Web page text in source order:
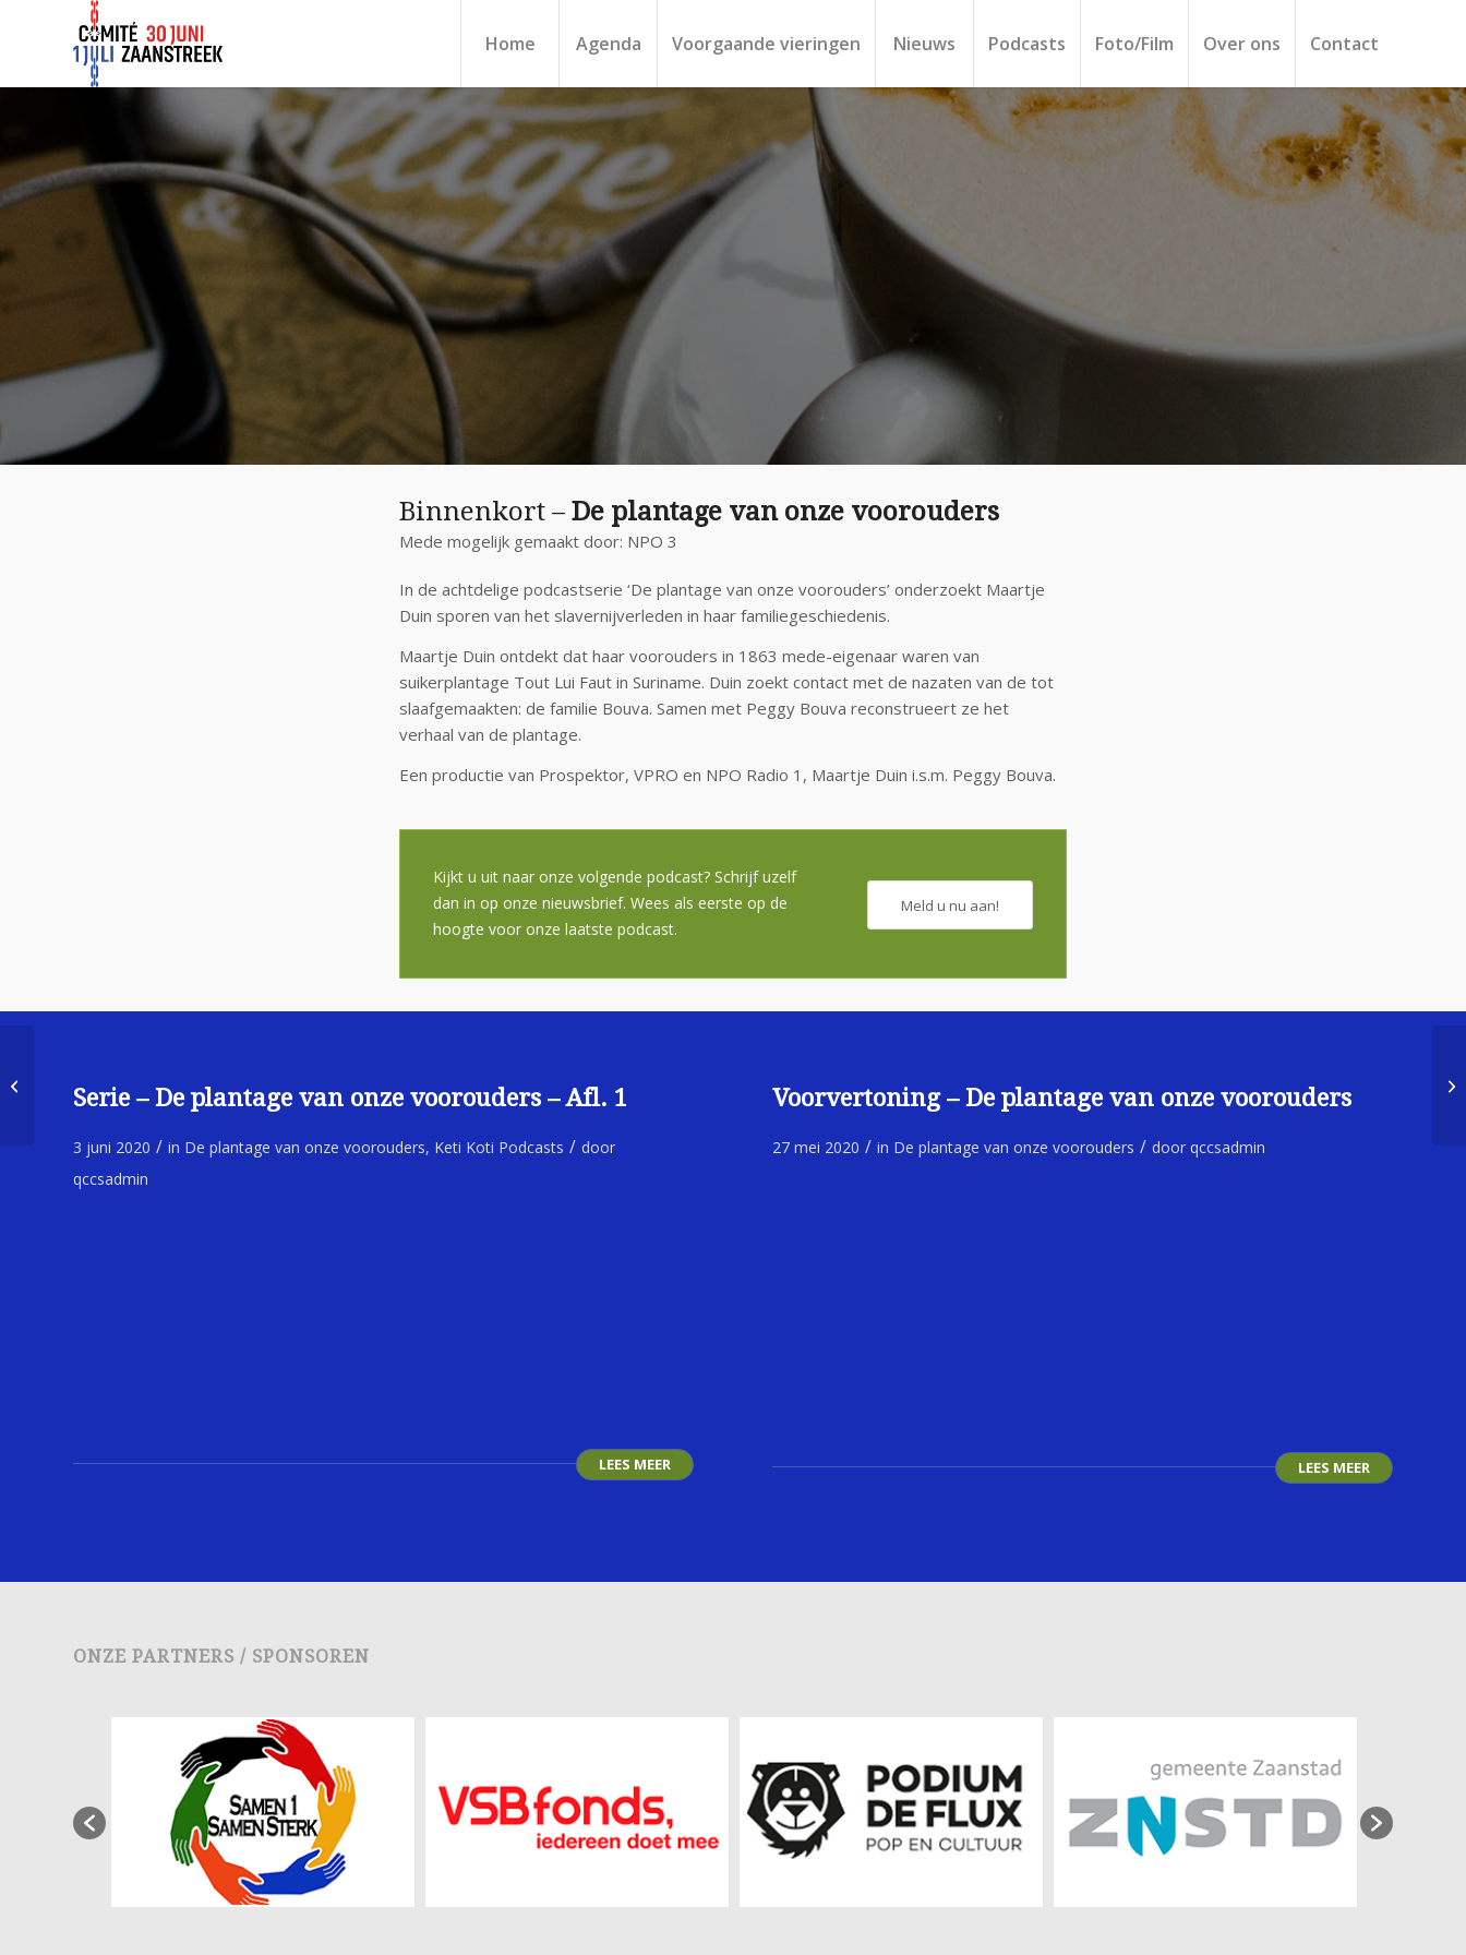
Home Agenda Voorgaande vieringen Nieuws Podcasts Foto/Film Over ons Contact
Binnenkort – De plantage van onze voorouders
Mede mogelijk gemaakt door: NPO 3
In de achtdelige podcastserie ‘De plantage van onze voorouders’ onderzoekt Maartje
Duin sporen van het slavernijverleden in haar familiegeschiedenis.
Maartje Duin ontdekt dat haar voorouders in 1863 mede-eigenaar waren van
suikerplantage Tout Lui Faut in Suriname. Duin zoekt contact met de nazaten van de tot
slaafgemaakten: de familie Bouva. Samen met Peggy Bouva reconstrueert ze het
verhaal van de plantage.
Een productie van Prospektor, VPRO en NPO Radio 1, Maartje Duin i.s.m. Peggy Bouva.
Kijkt u uit naar onze volgende podcast? Schrijf uzelf
dan in op onze nieuwsbrief. Wees als eerste op de
hoogte voor onze laatste podcast.
Meld u nu aan!
Serie – De plantage van onze voorouders – Afl. 1
3 juni 2020 / in De plantage van onze voorouders, Keti Koti Podcasts / door
qccsadmin
LEES MEER
Voorvertoning – De plantage van onze voorouders
27 mei 2020 / in De plantage van onze voorouders / doorqccsadmin
LEES MEER
ONZE PARTNERS / SPONSOREN
Slavernijverleden voor